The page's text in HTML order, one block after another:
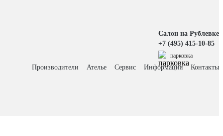
Салон на Рублевке
+7 (495) 415-10-85
парковка
Производители Ателье Сервис Информация Контакты